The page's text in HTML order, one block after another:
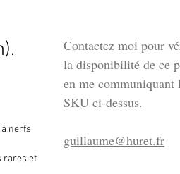
nerfs,
rares et
Contactez moi pour
la disponibilité de ce
en me communiquant
SKU ci-dessus.
guillaume@huret.fr